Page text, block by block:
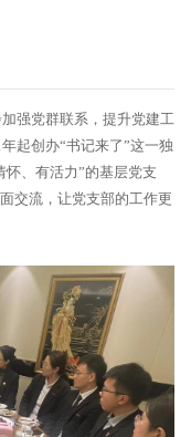
强党群联系，提升党建工
起创办“书记来了”这一独
、有活力”的基层党支
交流，让党支部的工作更